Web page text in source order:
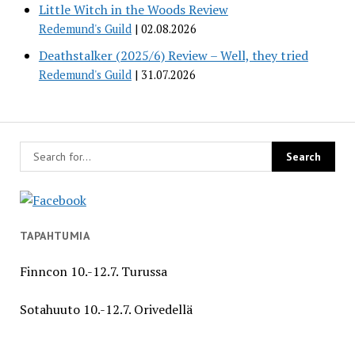
Little Witch in the Woods Review
Redemund's Guild 02.08.2026
Deathstalker (2025/6) Review – Well, they tried
Redemund's Guild 31.07.2026
TAPAHTUMIA
Finncon 10.-12.7. Turussa
Sotahuuto 10.-12.7. Orivedellä